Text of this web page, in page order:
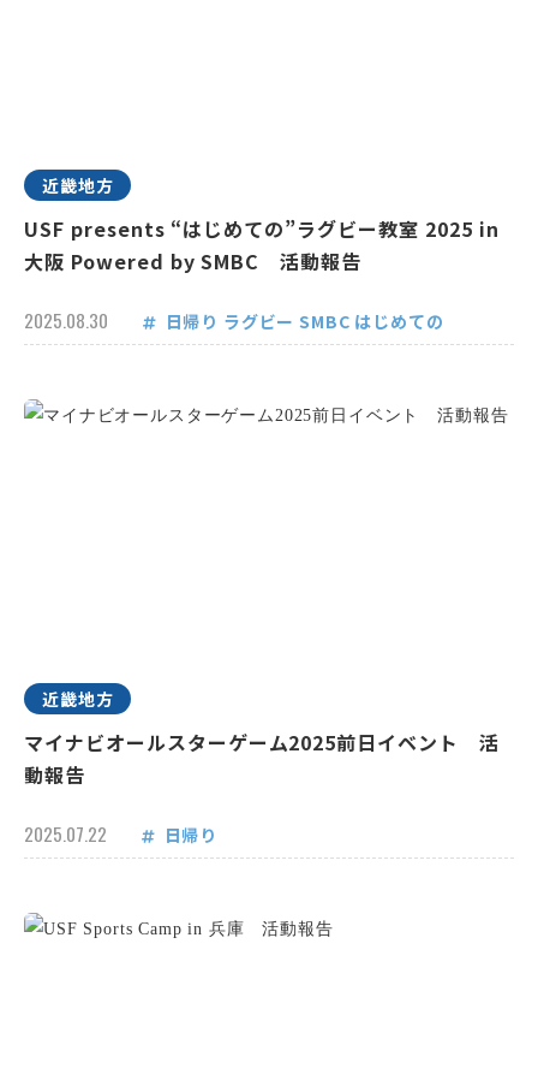
近畿地方
USF presents “はじめての”ラグビー教室 2025 in
大阪 Powered by SMBC 活動報告
2025.08.30 日帰り ラグビー SMBC はじめての
近畿地方
マイナビオールスターゲーム2025前日イベント 活
動報告
2025.07.22 日帰り